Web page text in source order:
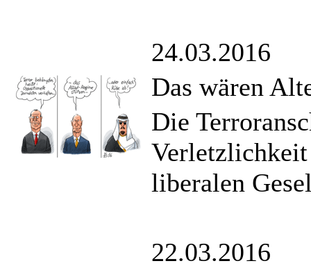
24.03.2016
Das wären
Die
liberalen
22.03.2016